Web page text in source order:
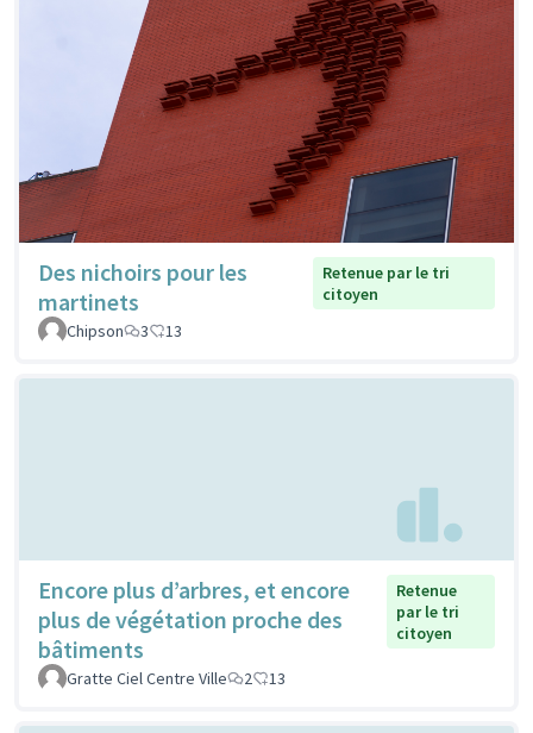
Des nichoirs pour les
martinets
Retenue par le tri
citoyen
Chipson
3 13
Encore plus d’arbres, et encore
plus de végétation proche des
bâtiments
Retenue
par le tri
citoyen
Gratte Ciel Centre Ville 2 13